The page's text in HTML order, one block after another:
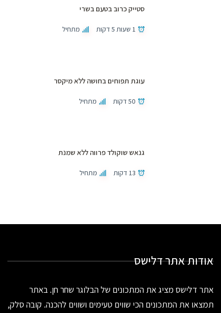
סטייק כרוב בטעם בשרי
1 שעות 5 דקות מתחיל
עוגת תפוחים בחושה ללא מיקסר
50 דקות מתחיל
גנאש שוקולד פרווה ללא שמנת
13 דקות מתחיל
אודות אתר דלישס
אתר דלישס מציג את המתכונים של הבלוגר שחר חן. באתר
תמצאו את המתכונים הכי שווים טעימים ושווים להכנה. קובה סלק,